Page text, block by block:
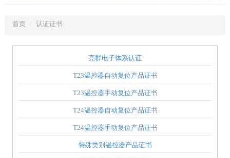
首页 认证证书
亮群电子体系认证
T23温控器自动复位产品证书
T23温控器手动复位产品证书
T24温控器自动复位产品证书
T24温控器手动复位产品证书
特殊类别温控器产品证书